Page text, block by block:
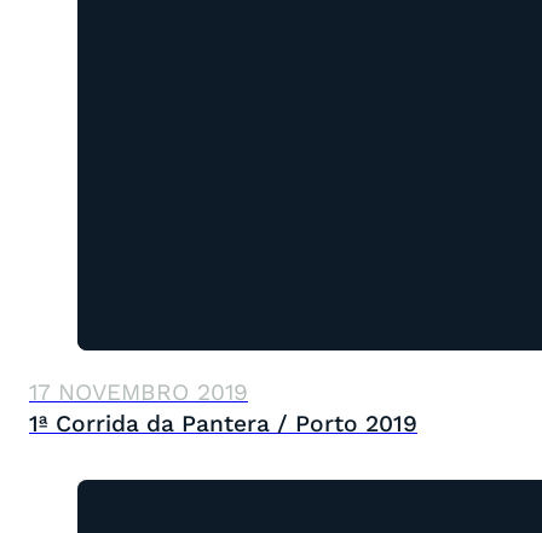
17 NOVEMBRO 2019
1ª Corrida da Pantera / Porto 2019